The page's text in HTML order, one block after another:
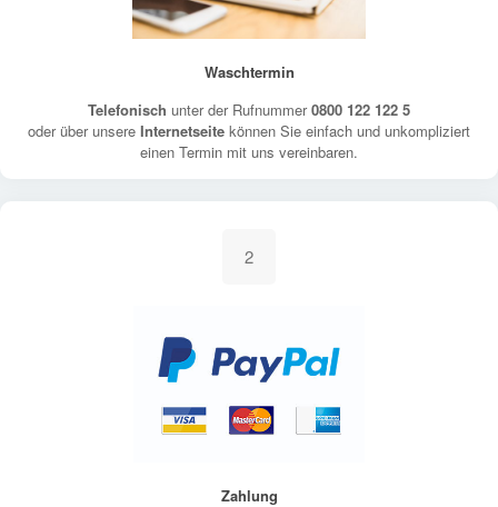
Waschtermin
Telefonisch unter der Rufnummer0800 122 122 5
oder über unsere Internetseite können Sie einfach und unkompliziert
einen Termin mit uns vereinbaren.
2
Zahlung